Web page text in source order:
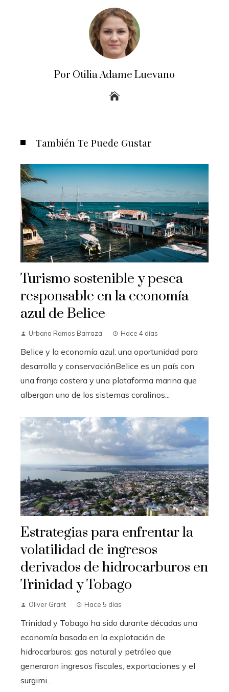
Por Otilia Adame Luevano
También Te Puede Gustar
Turismo sostenible y pesca
responsable en la economía
azul de Belice
Urbana Ramos Barraza Hace 4 días
Belice y la economía azul: una oportunidad para
desarrollo y conservaciónBelice es un país con
una franja costera y una plataforma marina que
albergan uno de los sistemas coralinos...
Estrategias para enfrentar la
volatilidad de ingresos
derivados de hidrocarburos en
Trinidad y Tobago
Oliver Grant Hace 5 días
Trinidad y Tobago ha sido durante décadas una
economía basada en la explotación de
hidrocarburos: gas natural y petróleo que
generaron ingresos fiscales, exportaciones y el
surgimi...